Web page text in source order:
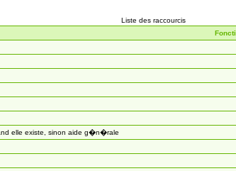
Liste des raccourcis
elle existe, sinon aide g�n�rale